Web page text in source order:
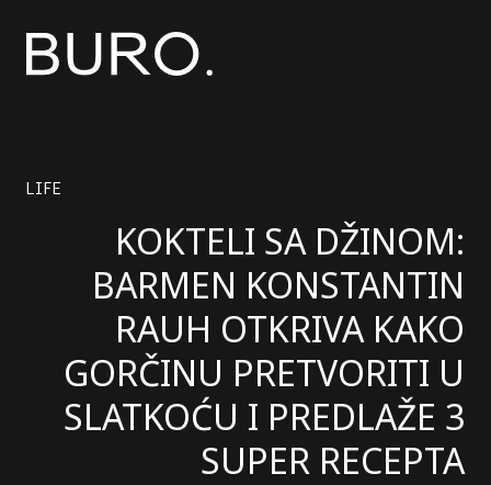
LIFE
KOKTELI SA DŽINOM:
BARMEN KONSTANTIN
RAUH OTKRIVA KAKO
GORČINU PRETVORITI U
SLATKOĆU I PREDLAŽE 3
SUPER RECEPTA